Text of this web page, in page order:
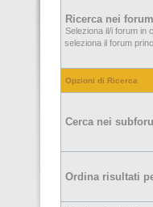
Ricerca nei
Seleziona il/i forum in
seleziona il forum
Opzioni di Ricerca
Cerca nei
Ordina risultati